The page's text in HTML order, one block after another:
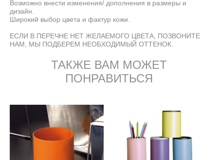
Возможно внести изменения/ дополнения в размеры и
дизайн.
Широкий выбор цвета и фактур кожи.
ЕСЛИ В ПЕРЕЧНЕ НЕТ ЖЕЛАЕМОГО ЦВЕТА, ПОЗВОНИТЕ
НАМ, МЫ ПОДБЕРЕМ НЕОБХОДИМЫЙ ОТТЕНОК.
ТАКЖЕ ВАМ МОЖЕТ
ПОНРАВИТЬСЯ